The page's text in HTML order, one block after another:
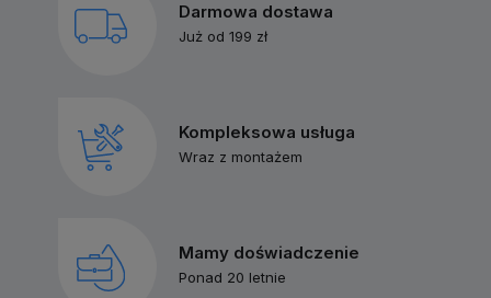
Darmowa dostawa
Już od 199 zł
Kompleksowa usługa
Wraz z montażem
Mamy doświadczenie
Ponad 20 letnie